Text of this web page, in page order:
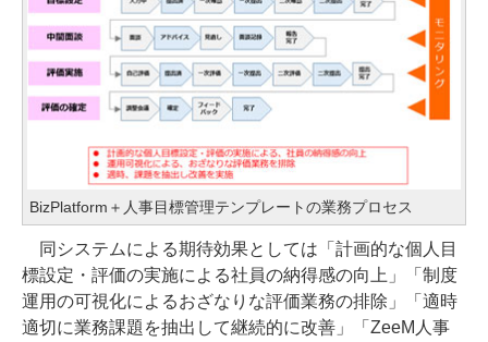
BizPlatform＋人事目標管理テンプレートの業務プロセス
同システムによる期待効果としては「計画的な個人目
標設定・評価の実施による社員の納得感の向上」「制度
運用の可視化によるおざなりな評価業務の排除」「適時
適切に業務課題を抽出して継続的に改善」「ZeeM人事